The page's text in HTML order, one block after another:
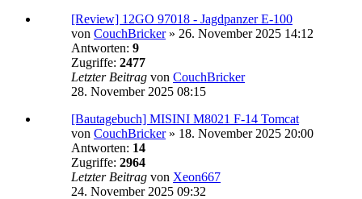
[Review] 12GO 97018 - Jagdpanzer E-100
von CouchBricker» 26. November 2025 14:12
Antworten: 9
Zugriffe: 2477
Letzter Beitrag von CouchBricker
28. November 2025 08:15
[Bautagebuch] MISINI M8021 F-14 Tomcat
von CouchBricker» 18. November 2025 20:00
Antworten: 14
Zugriffe: 2964
Letzter Beitrag von Xeon667
24. November 2025 09:32